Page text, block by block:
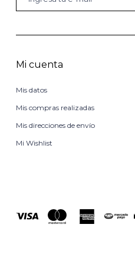
Mi cuenta
Mis datos
Mis compras realizadas
Mis direcciones de envío
Mi Wishlist